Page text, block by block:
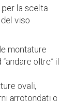
per la scelta
viso
montature
oltre” il
ovali,
arrotondati o